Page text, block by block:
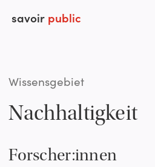
savoir public
Wissensgebiet
Nachhaltigkeit
Forscher:innen